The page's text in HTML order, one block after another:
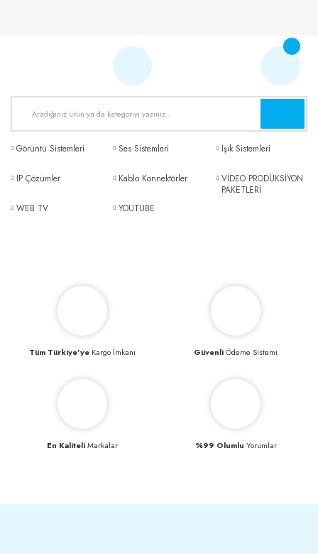
Görüntü Sistemleri Ses Sistemleri Işık Sistemleri
IP Çözümler Kablo Konnektörler
VİDEO PRODÜKSİYON
PAKETLERİ
WEB TV
YOUTUBE
Tüm Türkiye’yeKargo İmkanı GüvenliÖdeme Sistemi
En KaliteliMarkalar %99 Olumlu Yorumlar